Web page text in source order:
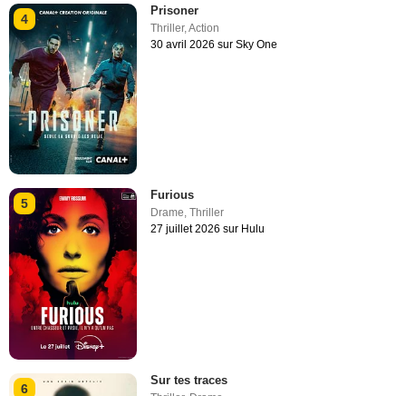
4
Prisoner
Thriller,Action
30 avril 2026 sur Sky One
5
Furious
Drame,Thriller
27 juillet 2026 sur Hulu
6
Sur tes traces